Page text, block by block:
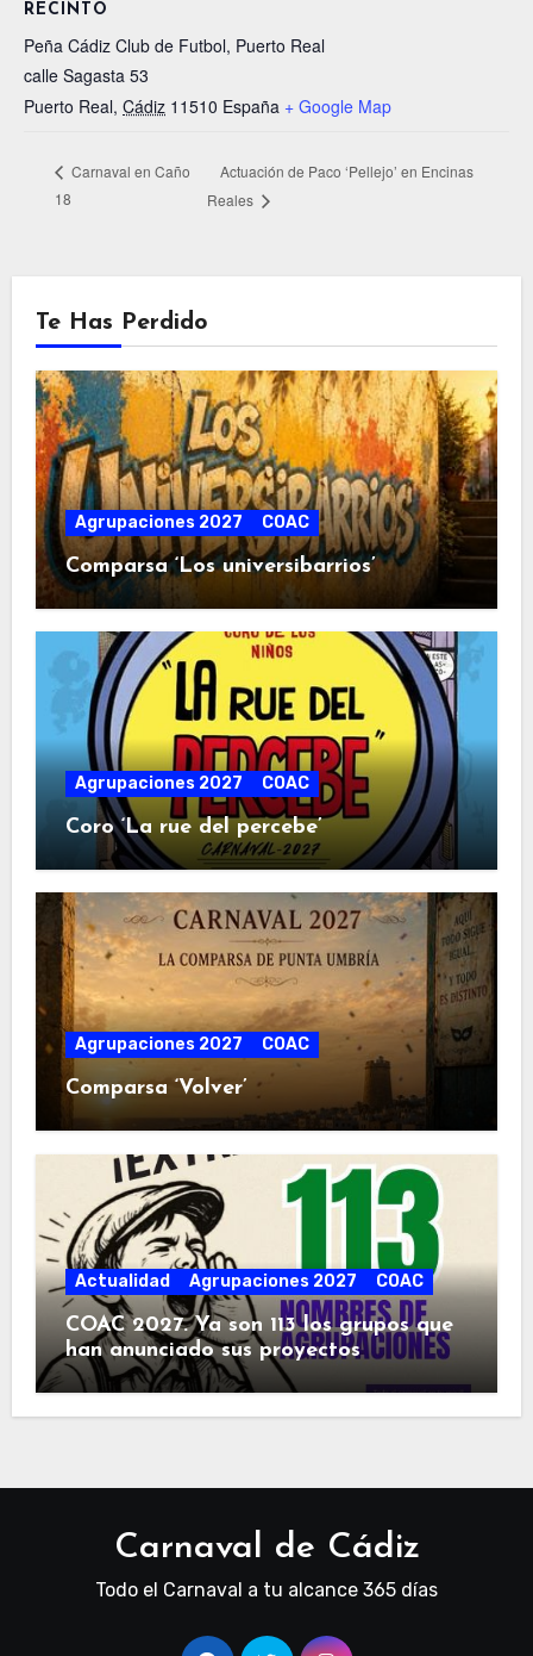
RECINTO
Peña Cádiz Club de Futbol, Puerto Real
calle Sagasta 53
Puerto Real, Cádiz 11510 España + Google Map
Carnaval en Caño
18
Actuación de Paco ‘Pellejo’ en Encinas
Reales
Te Has Perdido
Agrupaciones 2027 COAC
Comparsa ‘Los universibarrios’
Agrupaciones 2027 COAC
Coro ‘La rue del percebe’
Agrupaciones 2027 COAC
Comparsa ‘Volver’
Actualidad Agrupaciones 2027 COAC
COAC 2027. Ya son 113 los grupos que
han anunciado sus proyectos
Carnaval de Cádiz
Todo el Carnaval a tu alcance 365 días